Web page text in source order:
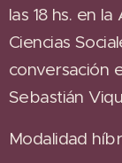
las 18 hs. en
Ciencias
conversación
Sebastián
Modalidad